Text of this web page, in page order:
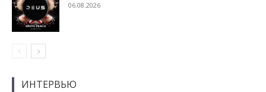
06.08.2026
ИНТЕРВЬЮ